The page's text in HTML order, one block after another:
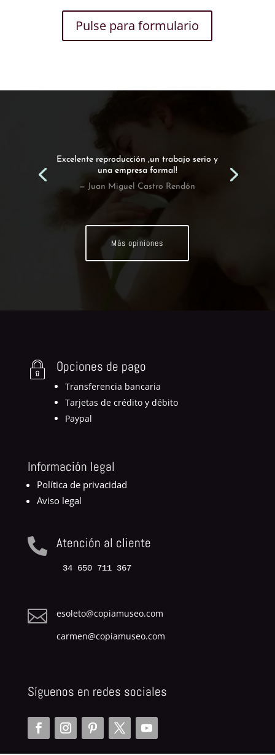
Pulse para formulario
Excelente reproducción ,un trabajo serio y
una empresa formal!
— Juan Miguel Castro Rendón
Más opiniones
Opciones de pago
Transferencia bancaria
Tarjetas de crédito y débito
Paypal
Información legal
Política de privacidad
Aviso legal
 Atención al cliente
34 650 711 367

esoleto@copiamuseo.com
carmen@copiamuseo.com
Síguenos en redes sociales